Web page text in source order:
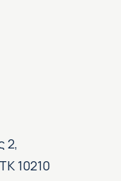
2,
10210